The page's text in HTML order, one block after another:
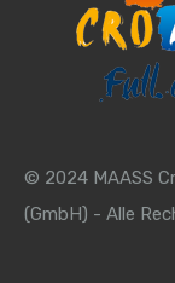
© 2024 MAASS
(GmbH) - Alle